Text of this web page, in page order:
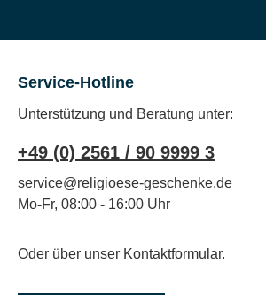
Service-Hotline
Unterstützung und Beratung unter:
+49 (0) 2561 / 90 9999 3
service@religioese-geschenke.de
Mo-Fr, 08:00 - 16:00 Uhr
Oder über unser Kontaktformular.